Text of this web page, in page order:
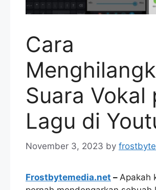
Cara
Suara Vokal
Lagu di
November 3, 2023 by
Frostbytemedia.net – Apakah